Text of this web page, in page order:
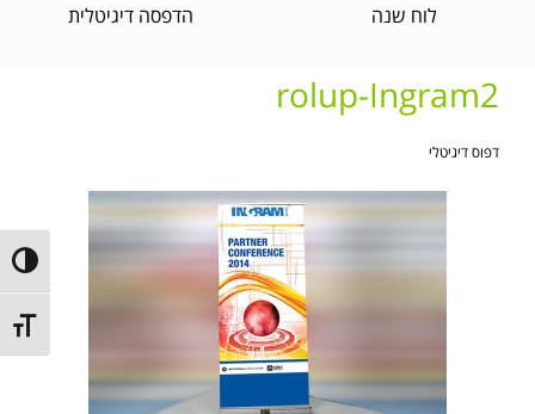
size
הדפסה דיגיטלית לוח שנה
rolup-Ingram2
דפוס דיגיטלי